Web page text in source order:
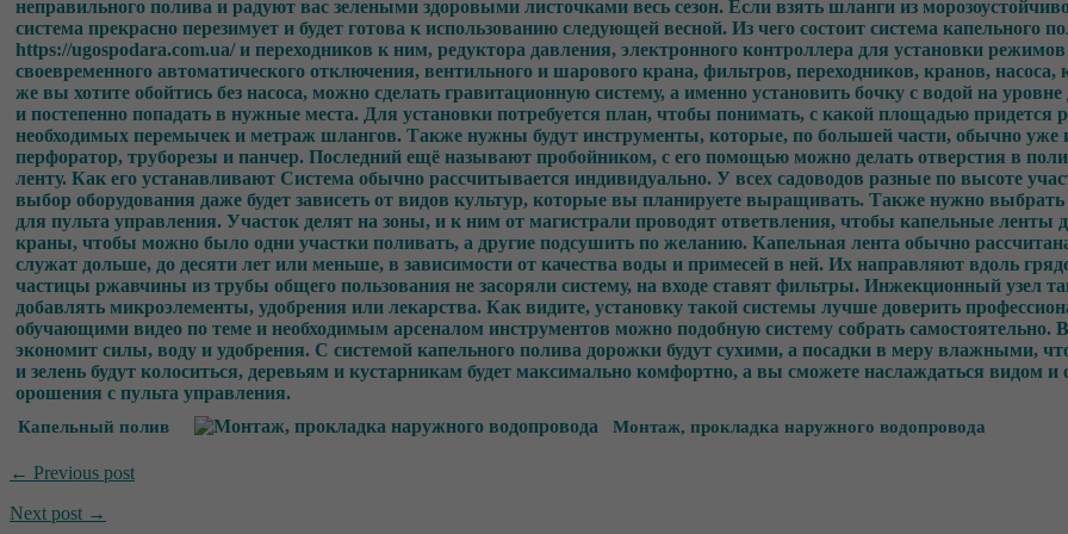
Капельный полив Монтаж, прокладка наружного водопровода
← Previous post
Next post →